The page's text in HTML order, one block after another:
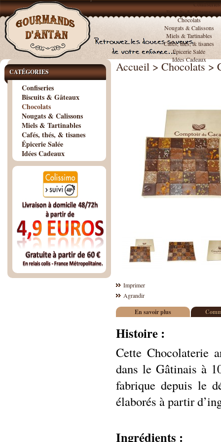
Confiseries
Biscuits & Gâteaux
Chocolats
Nougats & Calissons
Miels & Tartinables
Cafés, thés, & tisanes
Épicerie Salée
Idées Cadeaux
CATÉGORIES
Confiseries
Biscuits & Gâteaux
Chocolats
Nougats & Calissons
Miels & Tartinables
Cafés, thés, & tisanes
Épicerie Salée
Idées Cadeaux
Accueil > Chocolats >
Imprimer
Agrandir
En savoir plus
Histoire :
Cette Chocolaterie
dans le Gâtinais à
fabrique depuis le
élaborés à partir
Ingrédients :